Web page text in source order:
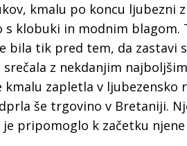
kmalu po koncu ljubezni
klobuki in modnim blagom.
bila tik pred tem, da zastavi
z nekdanjim
kmalu zapletla v ljubezensko
še trgovino v Bretaniji.
pripomoglo k začetku njene